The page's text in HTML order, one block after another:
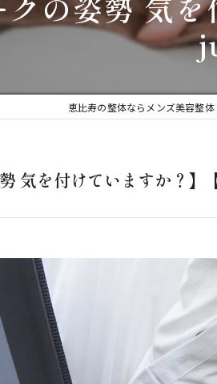
恵比寿の整体ならメンズ美容整
気を付けていますか？】